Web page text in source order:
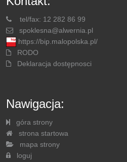
tel/fax: 12 282 86 99
spoklesna@alwernia.pl
https://bip.malopolska.pl/
RODO
Deklaracja dostępnosci
Nawigacja:
góra strony
strona startowa
mapa strony
loguj